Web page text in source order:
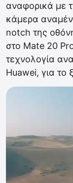
αναφορικά με
κάμερα
notch της
στο Mate 20
τεχνολογία
Huawei, για το